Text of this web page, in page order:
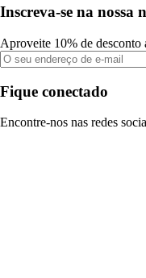
Inscreva-se na nossa
Aproveite 10% de desconto
Fique conectado
Encontre-nos nas redes